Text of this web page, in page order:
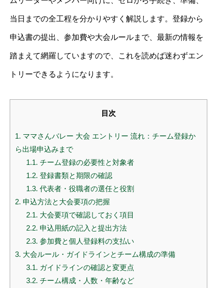
当日までの全工程を分かりやすく解説します。登録から
申込書の提出、参加費や大会ルールまで、最新の情報を
踏まえて網羅していますので、これを読めば迷わずエン
トリーできるようになります。
目次
1. ママさんバレー 大会 エントリー 流れ：チーム登録か
ら出場申込みまで
1.1. チーム登録の必要性と対象者
1.2. 登録書類と期限の確認
1.3. 代表者・役職者の選任と役割
2. 申込方法と大会要項の把握
2.1. 大会要項で確認しておく項目
2.2. 申込用紙の記入と提出方法
2.3. 参加費と個人登録料の支払い
3. 大会ルール・ガイドラインとチーム構成の準備
3.1. ガイドラインの確認と変更点
3.2. チーム構成・人数・年齢など